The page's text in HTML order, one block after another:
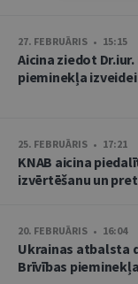
27. FEBRUĀRIS • 15:15
Aicina ziedot
pieminekļa izveidei
25. FEBRUĀRIS • 17:21
KNAB aicina
izvērtēšanu un
20. FEBRUĀRIS • 16:04
Ukrainas atbalsta
Brīvības pieminekļa